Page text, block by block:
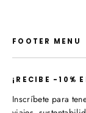
FOOTER MENU
¡​RECIBE -10%
Inscríbete para